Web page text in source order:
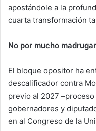
apostándole a la
cuarta transformación
No por mucho
El bloque opositor ha
descalificador contra
previo al 2027
gobernadores y
en al Congreso de la